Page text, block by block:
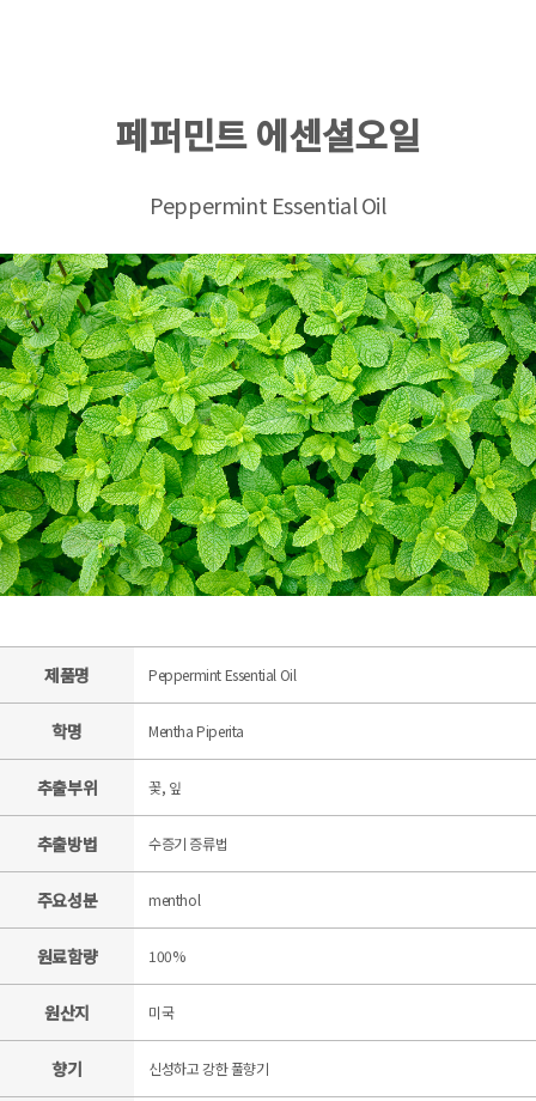
페퍼민트 에센셜오일
Peppermint Essential Oil
제품명 Peppermint Essential Oil
학명 Mentha Piperita
추출부위 꽃, 잎
추출방법 수증기 증류법
주요성분 menthol
원료함량 100%
원산지 미국
향기 신성하고 강한 풀향기